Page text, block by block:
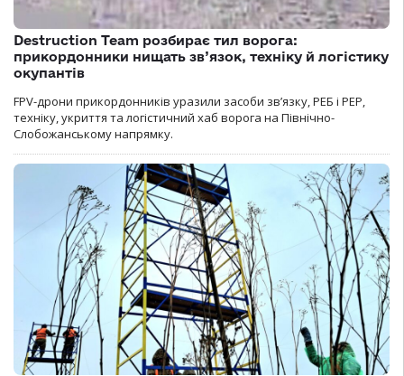
Destruction Team розбирає тил ворога:
прикордонники нищать зв’язок, техніку й логістику
окупантів
FPV-дрони прикордонників уразили засоби зв’язку, РЕБ і РЕР,
техніку, укриття та логістичний хаб ворога на Північно-
Слобожанському напрямку.